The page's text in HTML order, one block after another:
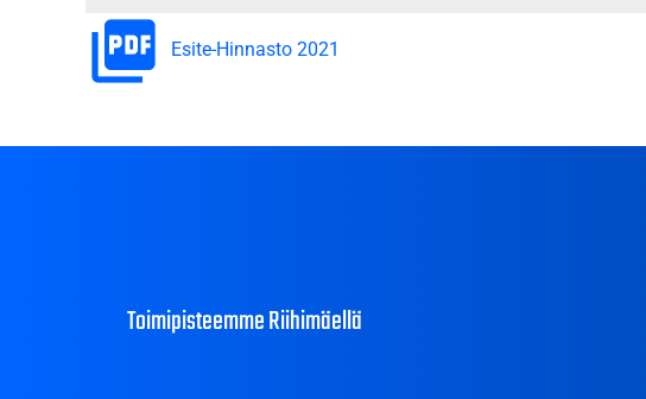
Esite-Hinnasto 2021
Toimipisteemme Riihimäellä